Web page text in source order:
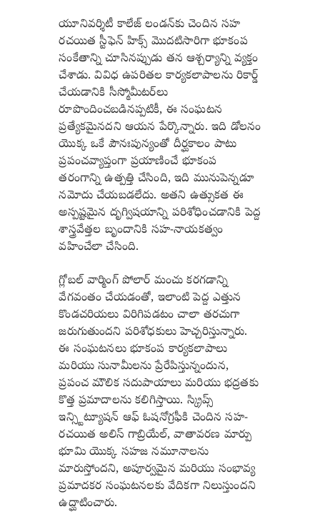
యూనివర్శిటీ కాలేజ్ లండన్‌కు చెందిన సహ
రచయిత స్టీఫెన్ హిక్స్ మొదటిసారిగా భూకంప
సంకేతాన్ని చూసినప్పుడు తన ఆశ్చర్యాన్ని వ్యక్తం
చేశాడు. వివిధ ఉపరితల కార్యకలాపాలను రికార్డ్
చేయడానికి సీస్మోమీటర్‌లు
రూపొందించబడినప్పటికీ, ఈ సంఘటన
ప్రత్యేకమైనదని ఆయన పేర్కొన్నారు. ఇది డోలనం
యొక్క ఒకే పౌనఃపున్యంతో దీర్ఘకాలం పాటు
ప్రపంచవ్యాప్తంగా ప్రయాణించే భూకంప
తరంగాన్ని ఉత్పత్తి చేసింది, ఇది మునుపెన్నడూ
నమోదు చేయబడలేదు. అతని ఉత్సుకత ఈ
అస్పష్టమైన దృగ్విషయాన్ని పరిశోధించడానికి పెద్ద
శాస్త్రవేత్తల బృందానికి సహ-నాయకత్వం
వహించేలా చేసింది.
గ్లోబల్ వార్మింగ్ పోలార్ మంచు కరగడాన్ని
వేగవంతం చేయడంతో, ఇలాంటి పెద్ద ఎత్తున
కొండచరియలు విరిగిపడటం చాలా తరచుగా
జరుగుతుందని పరిశోధకులు హెచ్చరిస్తున్నారు.
ఈ సంఘటనలు భూకంప కార్యకలాపాలు
మరియు సునామీలను ప్రేరేపిస్తున్నందున,
ప్రపంచ మౌలిక సదుపాయాలు మరియు భద్రతకు
కొత్త ప్రమాదాలను కలిగిస్తాయి. స్క్రిప్స్
ఇన్స్టిట్యూషన్ ఆఫ్ ఓషనోగ్రఫీకి చెందిన సహ-
రచయిత అలిస్ గాబ్రియేల్, వాతావరణ మార్పు
భూమి యొక్క సహజ నమూనాలను
మారుస్తోందని, అపూర్వమైన మరియు సంభావ్య
ప్రమాదకర సంఘటనలకు వేదికగా నిలుస్తుందని
ఉద్ఘాటించారు.